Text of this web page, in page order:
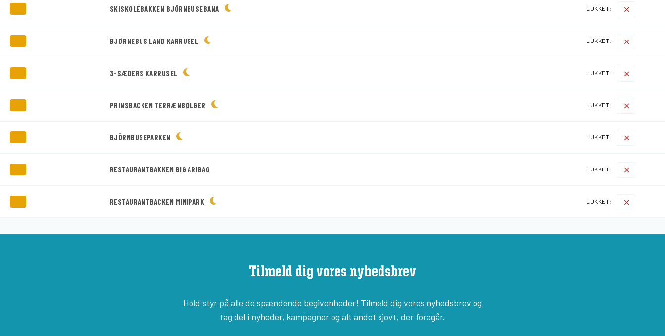
SKISKOLEBAKKEN BJÖRNBUSEBANA LUKKET:
BJØRNEBUS LAND KARRUSEL LUKKET:
3-SÆDERS KARRUSEL LUKKET:
PRINSBACKEN TERRÆNBØLGER LUKKET:
BJÖRNBUSEPARKEN LUKKET:
RESTAURANTBAKKEN BIG ARIBAG LUKKET:
RESTAURANTBACKEN MINIPARK LUKKET:
Tilmeld dig vores nyhedsbrev
Hold styr på alle de spændende begivenheder! Tilmeld dig vores nyhedsbrev og
tag del i nyheder, kampagner og alt andet sjovt, der foregår.